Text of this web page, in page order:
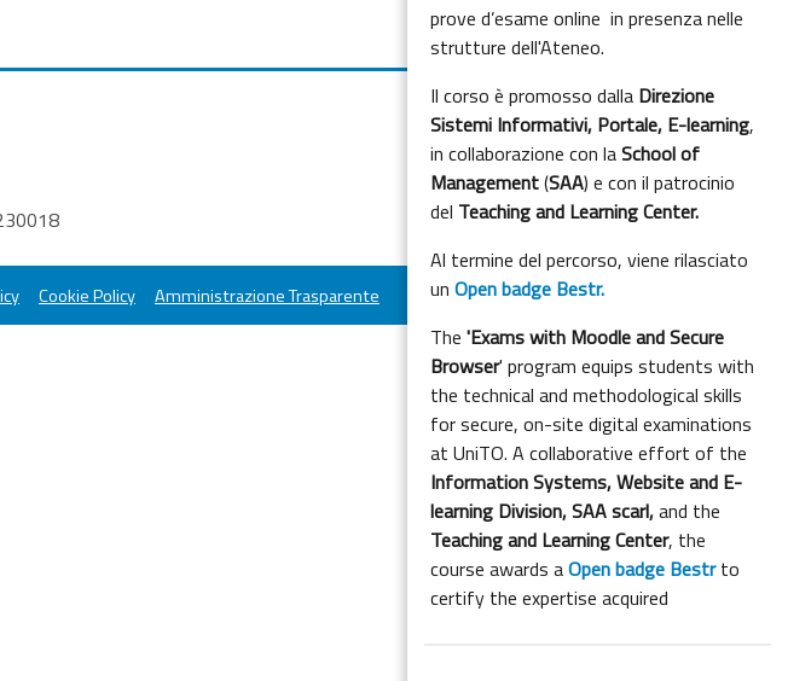
prove d’esame online in presenza nelle
strutture dell'Ateneo.
Il corso è promosso dalla Direzione
Sistemi Informativi, Portale, E-learning,
in collaborazione con laSchool of
Management(SAA) e con il patrocinio
del Teaching and Learning Center.
Al termine del percorso, viene rilasciato
unOpen badge Bestr.
The'Exams with Moodle and Secure
Browser' program equips students with
the technical and methodological skills
for secure, on-site digital examinations
at UniTO. A collaborative effort of the
Information Systems, Website and E-
learning Division,SAA scarl,and the
Teaching and Learning Center, the
course awards aOpen badge Bestrto
certify the expertise acquired
Cookie Policy Amministrazione Trasparente